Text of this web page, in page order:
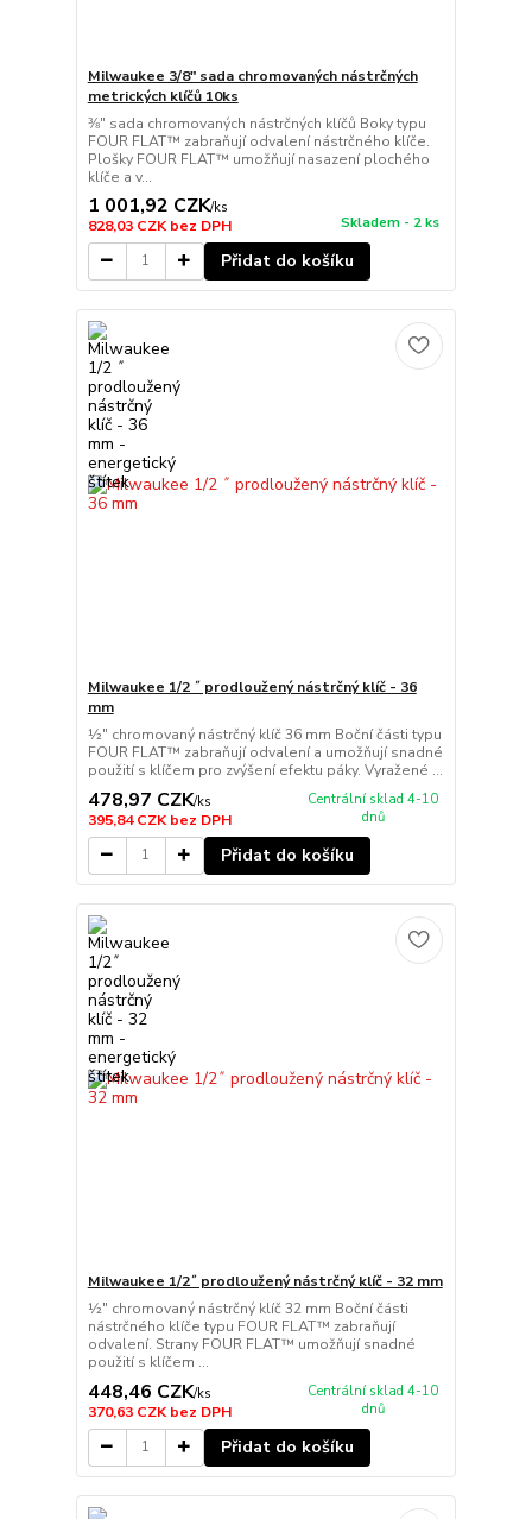
Milwaukee 3/8" sada chromovaných nástrčných
metrických klíčů 10ks
⅜″ sada chromovaných nástrčných klíčů Boky typu
FOUR FLAT™ zabraňují odvalení nástrčného klíče.
Plošky FOUR FLAT™ umožňují nasazení plochého
klíče a v...
1 001,92 CZK/ks
828,03 CZKbez DPH Skladem - 2 ks
Přidat do košíku
Milwaukee 1/2 ˝ prodloužený nástrčný klíč - 36
mm
½″ chromovaný nástrčný klíč 36 mm Boční části typu
FOUR FLAT™ zabraňují odvalení a umožňují snadné
použití s klíčem pro zvýšení efektu páky. Vyražené ...
478,97 CZK/ks
395,84 CZKbez DPH
Centrální sklad 4-10
dnů
Přidat do košíku
Milwaukee 1/2˝ prodloužený nástrčný klíč - 32 mm
½″ chromovaný nástrčný klíč 32 mm Boční části
nástrčného klíče typu FOUR FLAT™ zabraňují
odvalení. Strany FOUR FLAT™ umožňují snadné
použití s klíčem ...
448,46 CZK/ks
370,63 CZKbez DPH
Centrální sklad 4-10
dnů
Přidat do košíku